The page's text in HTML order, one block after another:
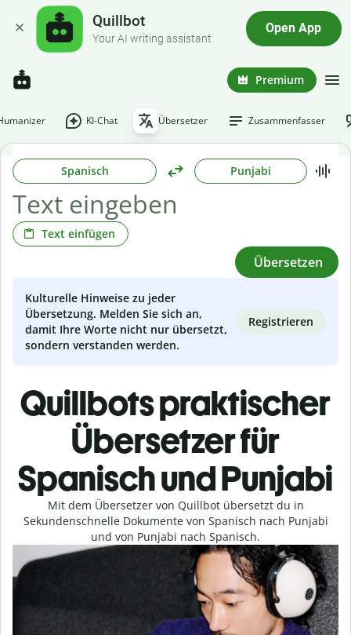
Quillbot
Your AI writing assistant
Open App
Premium
KI-Chat Übersetzer Zusammenfasser
Spanisch Punjabi
Text einfügen
Übersetzen
Kulturelle Hinweise zu jeder
Übersetzung. Melden Sie sich an,
damit Ihre Worte nicht nur übersetzt,
sondern verstanden werden.
Registrieren
Quillbots praktischer
Übersetzer für
Spanisch und Punjabi
Mit dem Übersetzer von Quillbot übersetzt du in
Sekundenschnelle Dokumente von Spanisch nach Punjabi
und von Punjabi nach Spanisch.